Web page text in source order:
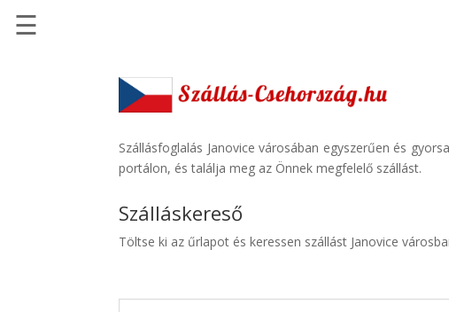
Szállásinfo.eu
Repülőjegy
pénzvisszatérítéssel
Autóbérlés
☰
Szállásfoglalás Janovice városában egyszerűen és
portálon, és találja meg az Önnek megfelelő szállást.
Szálláskereső
Töltse ki az űrlapot és keressen szállást Janovice